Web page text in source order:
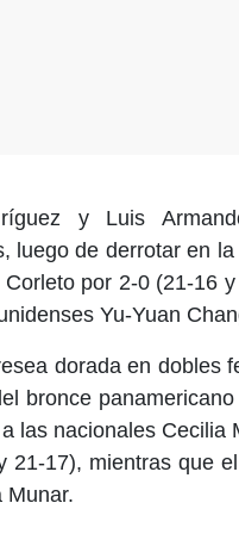
y Luis
luego de derrotar en
por 2-0 (21-16
Yu-Yuan
dorada en dobles
bronce
las nacionales Cecilia
21-17), mientras que
Munar.